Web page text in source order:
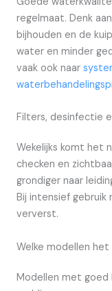
regelmaat. Denk
bijhouden en de
water en minder
vaak ook naar
Filters, desinfectie
Wekelijks komt het
checken en
grondiger naar
Bij intensief
ververst.
Welke modellen
Modellen met goed